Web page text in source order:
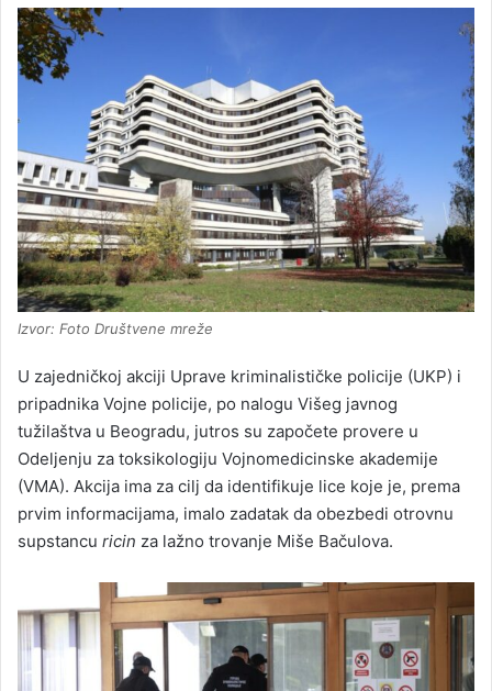
Izvor: Foto Društvene mreže
U zajedničkoj akciji Uprave kriminalističke policije (UKP) i
pripadnika Vojne policije, po nalogu Višeg javnog
tužilaštva u Beogradu, jutros su započete provere u
Odeljenju za toksikologiju Vojnomedicinske akademije
(VMA). Akcija ima za cilj da identifikuje lice koje je, prema
prvim informacijama, imalo zadatak da obezbedi otrovnu
supstancu ricin za lažno trovanje Miše Bačulova.